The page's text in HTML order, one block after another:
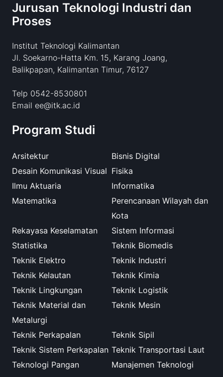
Jurusan Teknologi Industri dan
Proses
Institut Teknologi Kalimantan
Jl. Soekarno-Hatta Km. 15, Karang Joang,
Balikpapan, Kalimantan Timur, 76127
Telp 0542-8530801
Email ee@itk.ac.id
Program Studi
Arsitektur
Bisnis Digital
Desain Komunikasi Visual Fisika
Ilmu Aktuaria
Informatika
Matematika
Perencanaan Wilayah dan
Kota
Rekayasa Keselamatan
Sistem Informasi
Statistika
Teknik Biomedis
Teknik Elektro
Teknik Industri
Teknik Kelautan
Teknik Kimia
Teknik Lingkungan
Teknik Logistik
Teknik Material dan
Metalurgi
Teknik Mesin
Teknik Perkapalan
Teknik Sipil
Teknik Sistem Perkapalan Teknik Transportasi Laut
Teknologi Pangan
Manajemen Teknologi